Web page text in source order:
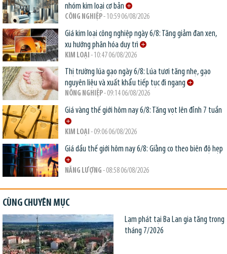
nhóm kim loại cơ bản
CÔNG NGHIỆP- 10:59 06/08/2026
Giá kim loại công nghiệp ngày 6/8: Tăng giảm đan xen,
xu hướng phân hóa duy trì
KIM LOẠI - 10:47 06/08/2026
Thị trường lúa gạo ngày 6/8: Lúa tươi tăng nhẹ, gạo
nguyên liệu và xuất khẩu tiếp tục đi ngang
NÔNG NGHIỆP- 09:14 06/08/2026
Giá vàng thế giới hôm nay 6/8: Tăng vọt lên đỉnh 7 tuần
KIM LOẠI - 09:06 06/08/2026
Giá dầu thế giới hôm nay 6/8: Giằng co theo biên độ hẹp
NĂNG LƯỢNG - 08:58 06/08/2026
CÙNG CHUYÊN MỤC
Lạm phát tại Ba Lan gia tăng trong
tháng 7/2026